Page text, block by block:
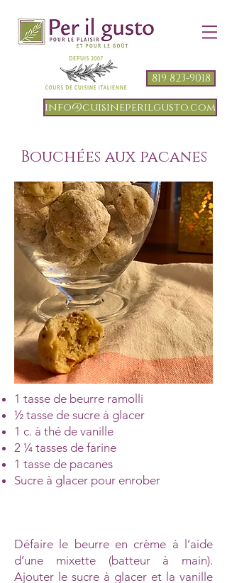
819 823-9018
info@cuisineperilgusto.com
Bouchées aux pacanes
1 tasse de beurre ramolli
½ tasse de sucre à glacer
1 c. à thé de vanille
2 ¼ tasses de farine
1 tasse de pacanes
Sucre à glacer pour enrober
Défaire le beurre en crème à l’aide
d’une mixette (batteur à main).
Ajouter le sucre à glacer et la vanille